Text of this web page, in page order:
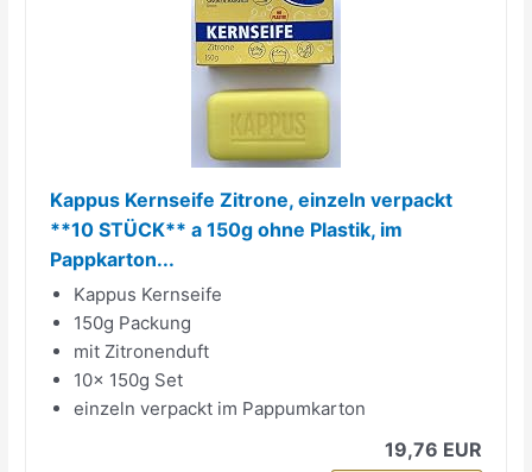
Kappus Kernseife Zitrone, einzeln verpackt
**10 STÜCK** a 150g ohne Plastik, im
Pappkarton...
Kappus Kernseife
150g Packung
mit Zitronenduft
10x 150g Set
einzeln verpackt im Pappumkarton
19,76 EUR